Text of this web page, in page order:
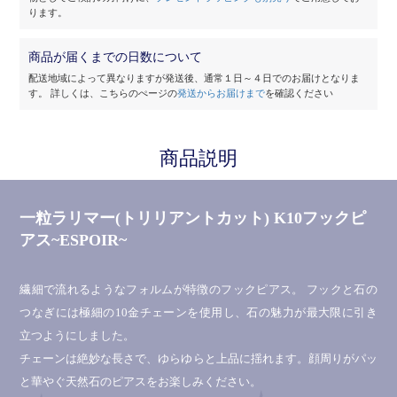
ります。
商品が届くまでの日数について
配送地域によって異なりますが発送後、通常１日～４日でのお届けとなりま
す。
詳しくは、こちらのぺージの発送からお届けまでを確認ください
商品説明
一粒ラリマー(トリリアントカット) K10フックピ
アス~ESPOIR~
繊細で流れるようなフォルムが特徴のフックピアス。 フックと石の
つなぎには極細の10金チェーンを使用し、石の魅力が最大限に引き
立つようにしました。
チェーンは絶妙な長さで、ゆらゆらと上品に揺れます。顔周りがパッ
と華やぐ天然石のピアスをお楽しみください。